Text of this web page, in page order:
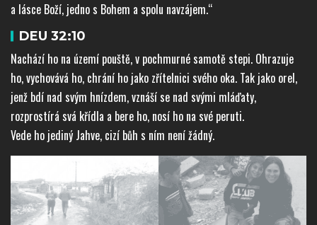
a lásce Boží, jedno s Bohem a spolu navzájem.“
DEU 32:10
Nachází ho na území pouště, v pochmurné samotě stepi. Ohrazuje
ho, vychovává ho, chrání ho jako zřítelnici svého oka. Tak jako orel,
jenž bdí nad svým hnízdem, vznáší se nad svými mláďaty,
rozprostírá svá křídla a bere ho, nosí ho na své peruti.
Vede ho jediný Jahve, cizí bůh s ním není žádný.